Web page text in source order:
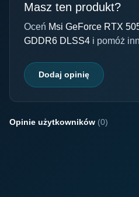
Masz ten produkt?
Oceń Msi GeForce RTX
GDDR6 DLSS4 i pomóż
Dodaj opinię
Opinie użytkowników (0)